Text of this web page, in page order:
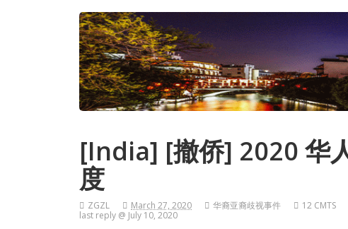
[India] [撤侨] 2020 华
度
ZGZL March 27, 2020 华裔亚裔歧视事件 12 CMTS
last reply @ July 10, 2020